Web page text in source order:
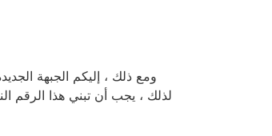
ومع ذلك ، إليكم الجبهة